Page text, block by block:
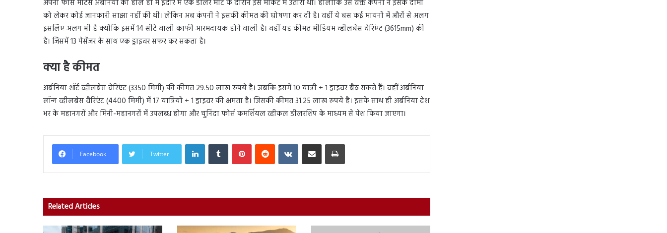
अपनी फोर्स मोटर्स अर्बेनिया को हाल ही में इंदौर में एक डीलर मीट के दौरान इसे मार्केट में उतारा था। हालांकि उस वक्त कंपनी ने इसके दामों
को लेकर कोई जानकारी साझा नहीं की थी। लेकिन अब कंपनी ने इसकी कीमत की घोषणा कर दी है। वहीं ये बस कई मायनों में औरों से अलग
इसलिए अलग भी है क्योंकि इसमें 14 सीटे वाली काफी आरमदायक होने वाली है। वहीं यह कीमत मीडियम व्हीलबेस वेरिएंट (3615mm) की
है। जिसमें 13 पैसेंजर के साथ एक ड्राइवर सफर कर सकता है।
क्या है कीमत
अर्बनिया शॉर्ट व्हीलबेस वेरिएंट (3350 मिमी) की कीमत 29.50 लाख रुपये है। जबकि इसमें 10 यात्री + 1 ड्राइवर बैठ सकते हैं। वहीं अर्बनिया
लॉन्ग व्हीलबेस वैरिएंट (4400 मिमी) में 17 यात्रियों + 1 ड्राइवर की क्षमता है। जिसकी कीमत 31.25 लाख रुपये है। इसके साथ ही अर्बनिया देश
भर के महानगरों और मिनी-महानगरों में उपलब्ध होगा और चुनिंदा फोर्स कमर्शियल व्हीकल डीलरशिप के माध्यम से पेश किया जाएगा।
Facebook Twitter
LinkedInTumblr PinterestReddit VKontakteShare via Email Print
Related Articles